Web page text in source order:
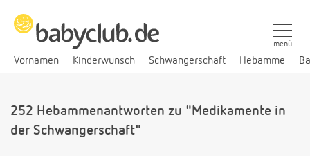
Vornamen Kinderwunsch Schwangerschaft Hebamme
menü
252 Hebammenantworten zu "Medikamente in
der Schwangerschaft"